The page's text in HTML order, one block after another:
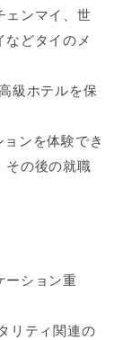
ェンマイ、世
どタイのメ
級ホテルを保
ンを体験でき
その後の就職
ーション重
リティ関連の